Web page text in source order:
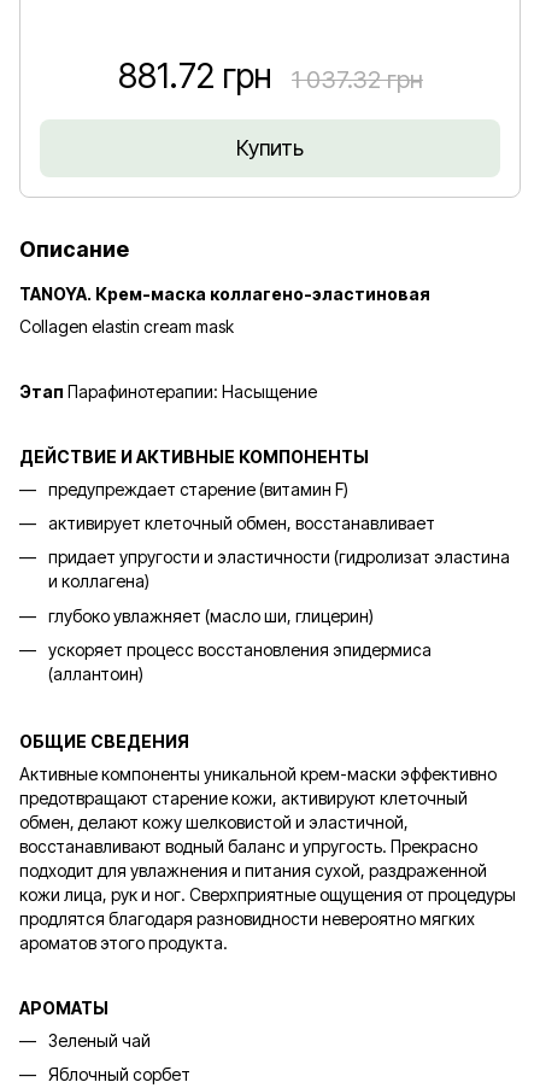
881.72 грн 1 037.32 грн
Купить
Описание
TANOYA. Крем-маска коллагено-эластиновая
Collagen elastin cream mask
Этап Парафинотерапии: Насыщение
ДЕЙСТВИЕ И АКТИВНЫЕ КОМПОНЕНТЫ
предупреждает старение (витамин F)
активирует клеточный обмен, восстанавливает
придает упругости и эластичности (гидролизат эластина
и коллагена)
глубоко увлажняет (масло ши, глицерин)
ускоряет процесс восстановления эпидермиса
(аллантоин)
ОБЩИЕ СВЕДЕНИЯ
Активные компоненты уникальной крем-маски эффективно
предотвращают старение кожи, активируют клеточный
обмен, делают кожу шелковистой и эластичной,
восстанавливают водный баланс и упругость. Прекрасно
подходит для увлажнения и питания сухой, раздраженной
кожи лица, рук и ног. Сверхприятные ощущения от процедуры
продлятся благодаря разновидности невероятно мягких
ароматов этого продукта.
АРОМАТЫ
Зеленый чай
Яблочный сорбет